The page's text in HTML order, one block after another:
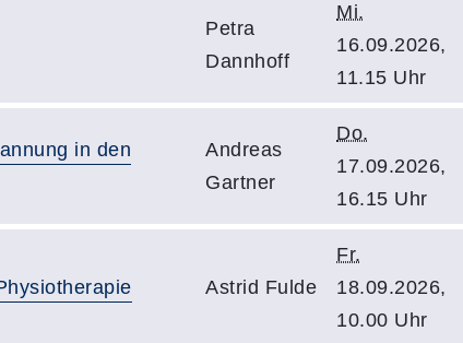
Petra
Dannhoff
Mi.
16.09.2026,
11.15 Uhr
in den
Andreas
Gartner
Do.
17.09.2026,
16.15 Uhr
Astrid Fulde
Fr.
18.09.2026,
10.00 Uhr